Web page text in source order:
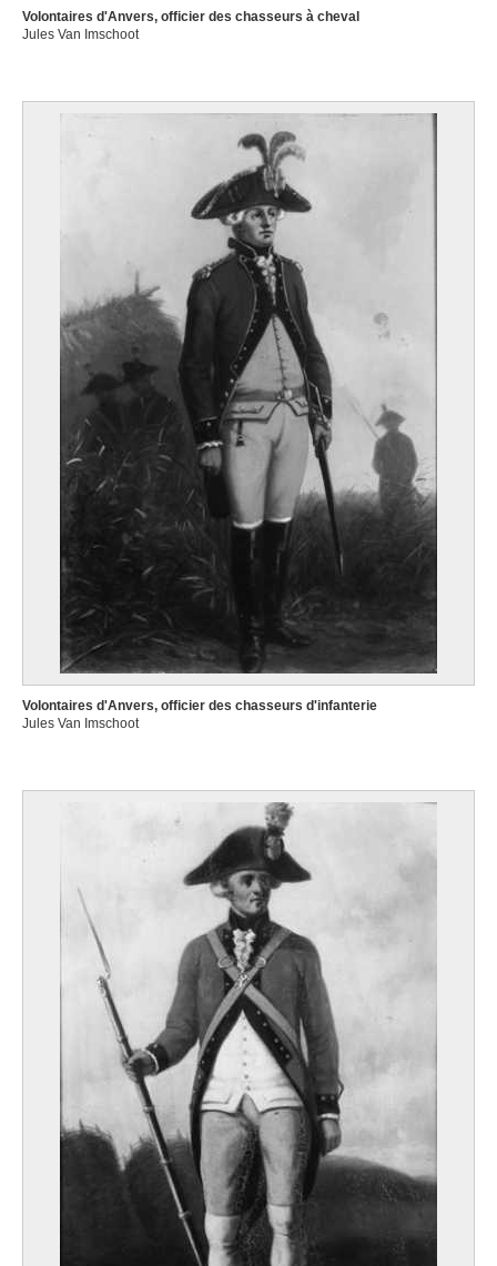
Volontaires d'Anvers, officier des chasseurs à cheval
Jules Van Imschoot
Volontaires d'Anvers, officier des chasseurs d'infanterie
Jules Van Imschoot